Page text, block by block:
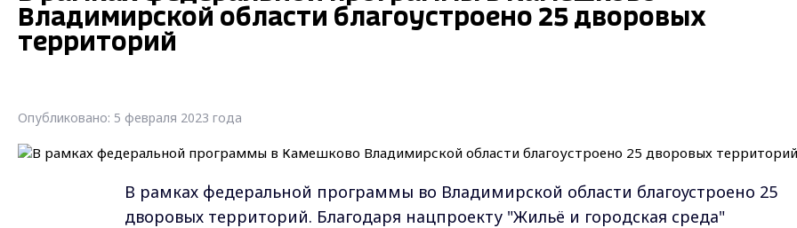
Владимирской области благоустроено 25 дворовых
территорий
Опубликовано: 5 февраля 2023 года
В рамках федеральной программы во Владимирской области благоустроено 25
дворовых территорий. Благодаря нацпроекту "Жильё и городская среда"